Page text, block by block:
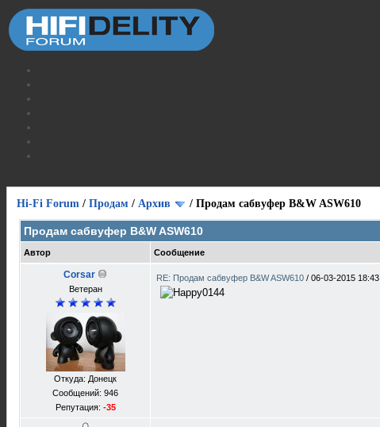
Hi-Fi Forum / Продам / Архив / Продам сабвуфер B&W ASW610
Продам сабвуфер B&W ASW610
Автор Сообщение
Corsar
Ветеран
Откуда: Донецк
Сообщений: 946
Репутация: -35
RE: Продам сабвуфер B&W ASW610 / 06-03-2015 18:43